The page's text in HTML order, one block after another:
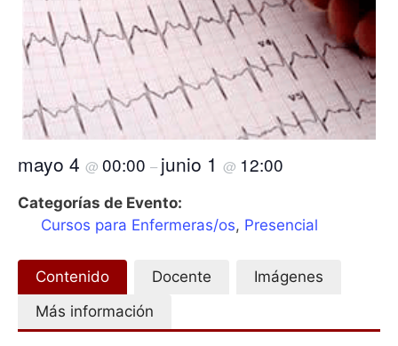
mayo 4 @ 00:00 – junio 1 @ 12:00
Categorías de Evento:
Cursos para Enfermeras/os, Presencial
Contenido Docente
Imágenes
Más información